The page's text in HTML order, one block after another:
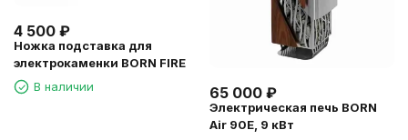
4 500 ₽
Ножка подставка для
электрокаменки BORN FIRE
В наличии
65 000 ₽
Электрическая печь BORN
Air 90E, 9 кВт